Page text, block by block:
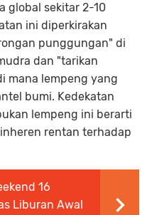
global sekitar 2-10
ini diperkirakan
punggungan" di
dan "tarikan
mana lempeng yang
bumi. Kedekatan
lempeng ini berarti
rentan terhadap
16
Liburan Awal